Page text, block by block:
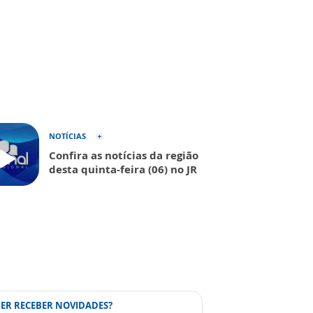
NOTÍCIAS
Confira as notícias da região
desta quinta-feira (06) no JR
RECEBER NOVIDADES?